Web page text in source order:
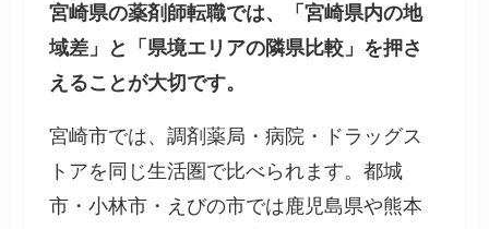
宮崎県の薬剤師転職では、「宮崎県内の地
域差」と「県境エリアの隣県比較」を押さ
えることが大切です。
宮崎市では、調剤薬局・病院・ドラッグス
トアを同じ生活圏で比べられます。都城
市・小林市・えびの市では鹿児島県や熊本